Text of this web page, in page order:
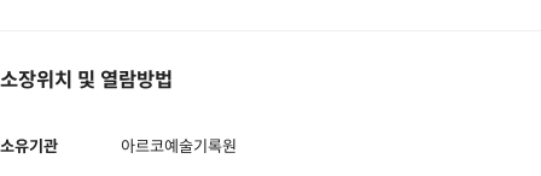
소장위치 및 열람방법
소유기관 아르코예술기록원